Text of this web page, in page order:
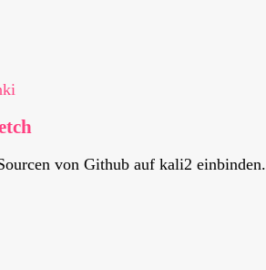
von Github auf kali2 einbinden.